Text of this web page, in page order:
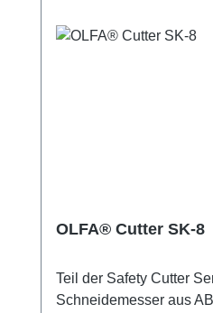
OLFA® Cutter SK-8
Teil der Safety Cutter
Schneidemesser aus